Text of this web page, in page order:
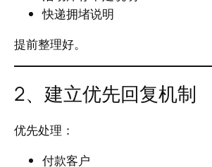
快递拥堵说明
提前整理好。
2、建立优先回复机制
优先处理：
付款客户